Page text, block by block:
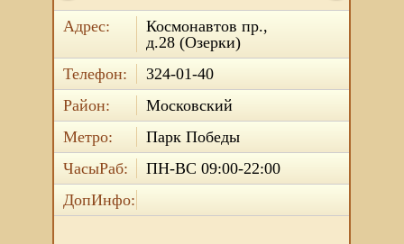
Адрес:
Космонавтов пр.,
д.28 (Озерки)
Телефон:
324-01-40
Район:
Московский
Метро:
Парк Победы
ЧасыРаб:
ПН-ВС 09:00-22:00
ДопИнфо: